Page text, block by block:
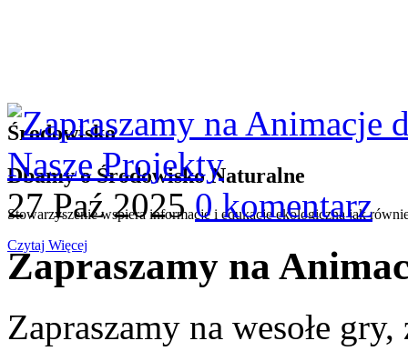
Środowisko
Dbamy o Środowisko Naturalne
Stowarzyszenie wspiera informacje i edukacje ekologiczną jak
Czytaj Więcej
Nasze Projekty
27 Paź 20250 komentarz
Zapraszamy na
Zapraszamy na wesołe